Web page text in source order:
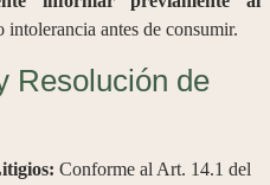
intolerancia antes de consumir.
Resolución de
Conforme al Art. 14.1 del